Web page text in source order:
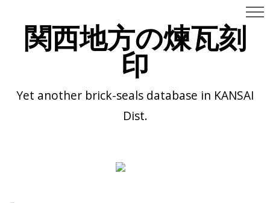
関西地方の煉瓦刻
印
Yet another brick-seals database in KANSAI
Dist.